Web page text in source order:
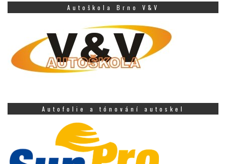
Autoškola Brno V&V
Autofolie a tónování autoskel